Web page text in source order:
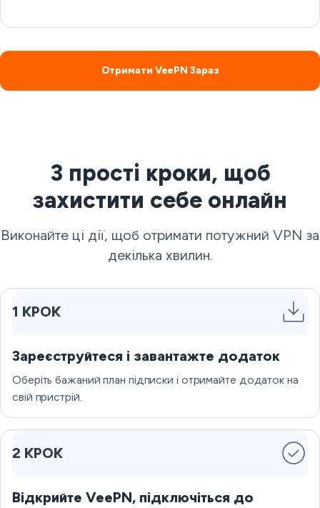
Отримати VeePN Зараз
3 прості кроки, щоб
захистити себе онлайн
Виконайте ці дії, щоб отримати потужний VPN за
декілька хвилин.
1 КРОК
Зареєструйтеся і завантажте додаток
Оберіть бажаний план підписки і отримайте додаток на
свій пристрій.
2 КРОК
Відкрийте VeePN, підключіться до